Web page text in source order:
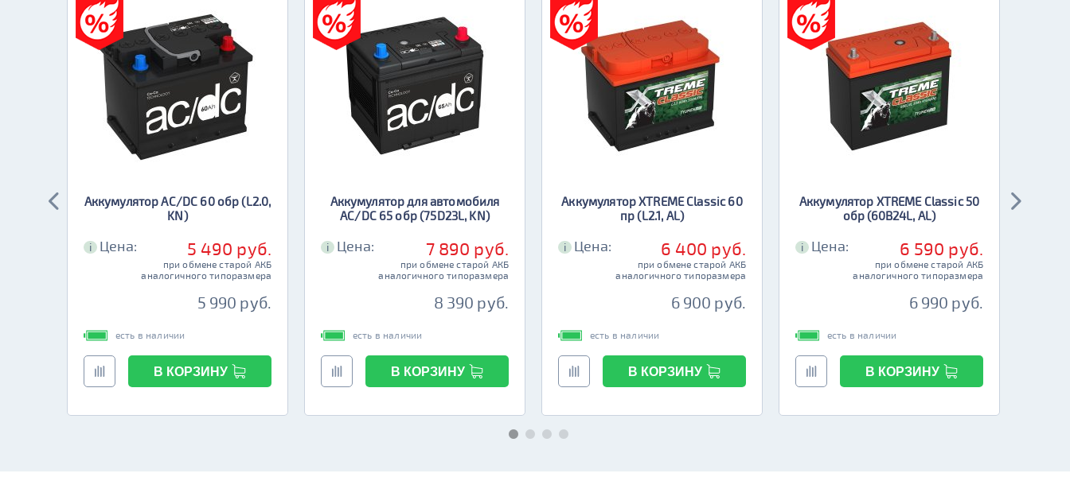
Аккумулятор AC/DC 60 обр (L2.0,
KN)
i Цена: 5 490 руб.
при обмене старой АКБ
аналогичного типоразмера
5 990 руб.
есть в наличии
В КОРЗИНУ
Аккумулятор для автомобиля
AC/DC 65 обр (75D23L, KN)
i Цена: 7 890 руб.
при обмене старой АКБ
аналогичного типоразмера
8 390 руб.
есть в наличии
В КОРЗИНУ
Аккумулятор XTREME Classic 60
пр (L2.1, AL)
i Цена: 6 400 руб.
при обмене старой АКБ
аналогичного типоразмера
6 900 руб.
есть в наличии
В КОРЗИНУ
Аккумулятор XTREME Classic 50
обр (60B24L, AL)
i Цена: 6 590 руб.
при обмене старой АКБ
аналогичного типоразмера
6 990 руб.
есть в наличии
В КОРЗИНУ